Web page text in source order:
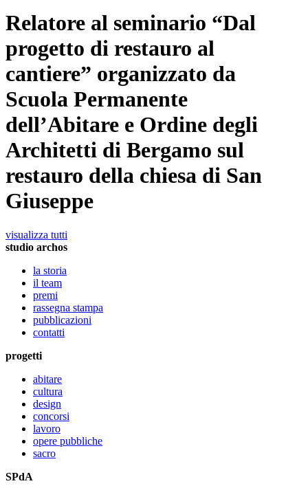
Relatore al seminario “Dal
progetto di restauro al
cantiere” organizzato da
Scuola Permanente
dell’Abitare e Ordine degli
Architetti di Bergamo sul
restauro della chiesa di San
Giuseppe
visualizza tutti
studio archos
la storia
il team
premi
rassegna stampa
pubblicazioni
contatti
progetti
abitare
cultura
design
concorsi
lavoro
opere pubbliche
sacro
SPdA